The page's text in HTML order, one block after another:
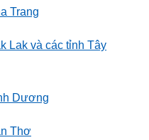
Trang
Lak và các tỉnh Tây
Dương
Thơ